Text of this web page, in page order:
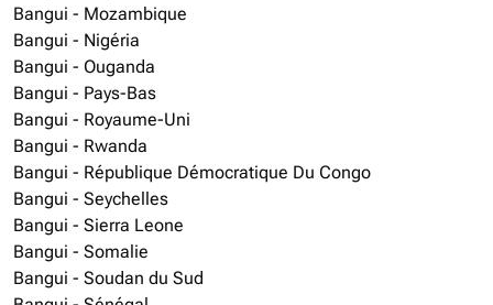
Bangui - Mozambique
Bangui - Nigéria
Bangui - Ouganda
Bangui - Pays-Bas
Bangui - Royaume-Uni
Bangui - Rwanda
Bangui - République Démocratique Du Congo
Bangui - Seychelles
Bangui - Sierra Leone
Bangui - Somalie
Bangui - Soudan du Sud